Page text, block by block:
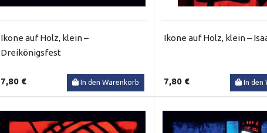
Ikone auf Holz, klein –
Dreikönigsfest
7,80 € In den Warenkorb
Ikone auf Holz, klein –
7,80 € In den